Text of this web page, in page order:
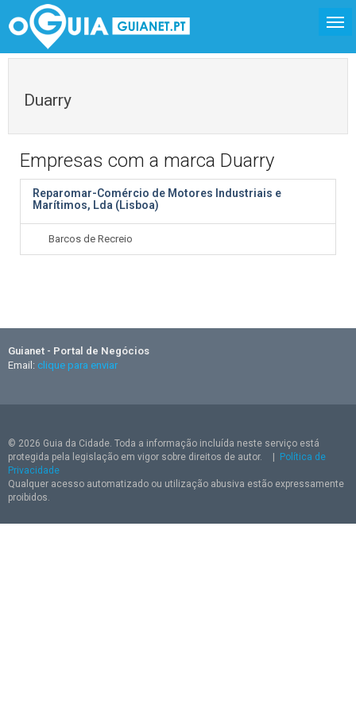
Duarry
Empresas com a marca Duarry
Reparomar-Comércio de Motores Industriais e
Marítimos, Lda (Lisboa)
Barcos de Recreio
Guianet - Portal de Negócios
Email: clique para enviar
© 2026 Guia da Cidade. Toda a informação incluída neste serviço está
protegida pela legislação em vigor sobre direitos de autor.
Política de
Privacidade
Qualquer acesso automatizado ou utilização abusiva estão expressamente
proibidos.